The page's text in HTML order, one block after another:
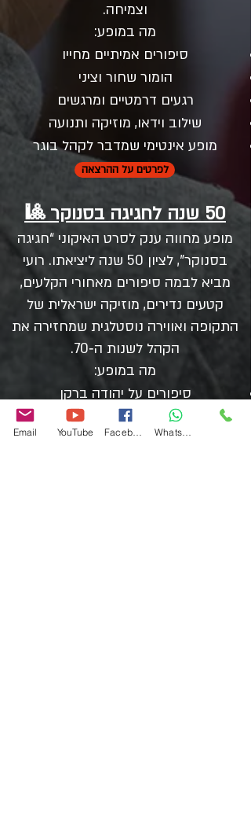
וצמיחה.
מה במופע:
סיפורים אמיתיים מחייו
הומור שחור וציני
רגעים דרמטיים ומרגשים
שילוב וידאו, מוזיקה ותנועה
מופע אינטימי שמדבר לקהל בוגר
לפרטים על ההרצאה
50 שנה לחגיגה בסנוקר 🎱
מופע מחווה ענק לסרט האיקוני “חגיגה
בסנוקר”, לציון 50 שנה ליציאתו. רועי
מביא לבמה סיפורים מאחורי הקלעים,
קטעים נדירים, מוזיקה ישראלית של
התקופה ואווירה נוסטלגית שמחזירה את
הקהל לשנות ה‑70.
מה במופע:
סיפורים על יהודה ברקן
קטעים מתוך הסרט
מוזיקה ישראלית של פעם והומור נוסטלגי
Email YouTube